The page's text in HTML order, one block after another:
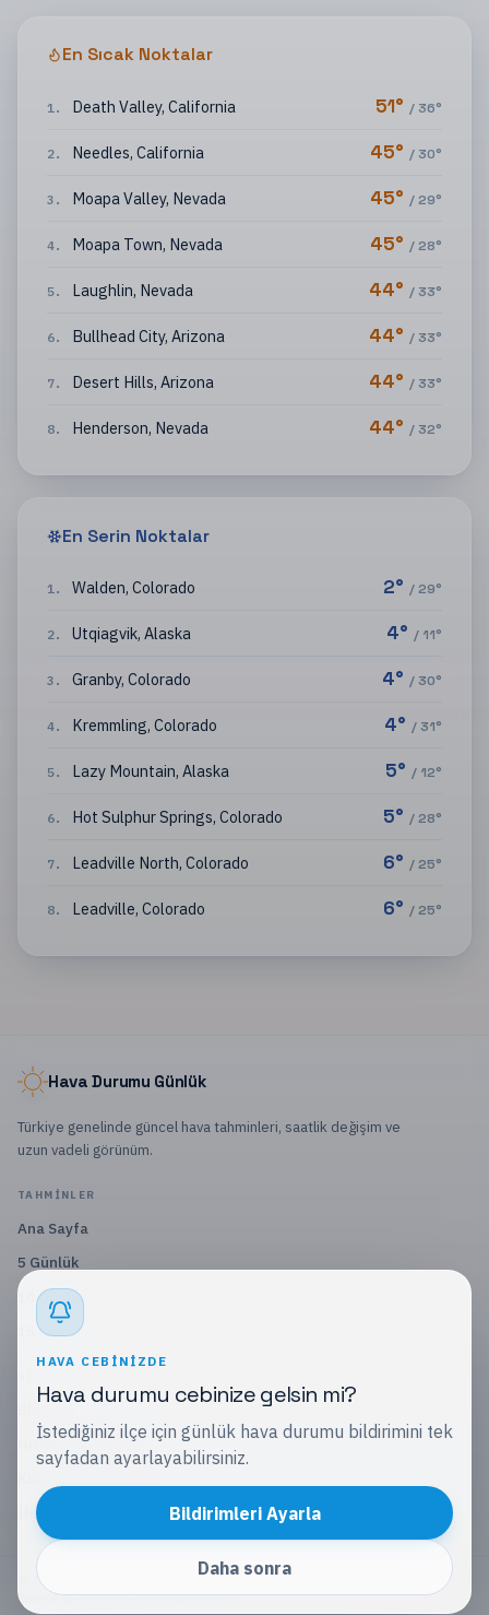
En Sıcak Noktalar
1 . Death Valley, California 51° / 36°
2. Needles, California 45° / 30°
3 . Moapa Valley, Nevada 45° /29°
4. Moapa Town, Nevada 45° /28°
5. Laughlin, Nevada 44° / 33°
6. Bullhead City, Arizona 44° / 33°
7. Desert Hills, Arizona 44° / 33°
8. Henderson, Nevada 44° / 32°
En Serin Noktalar
1. Walden, Colorado 2° /29°
2. Utqiagvik, Alaska 4° / 11°
3 . Granby, Colorado 4° / 30°
4. Kremmling, Colorado 4° / 31°
5. Lazy Mountain, Alaska 5° / 12°
6. Hot Sulphur Springs, Colorado 5° /28°
7. Leadville North, Colorado 6° /25°
8. Leadville, Colorado 6° /25°
Hava Durumu Günlük
Türkiye genelinde güncel hava tahminleri, saatlik değişim ve
uzun vadeli görünüm.
TAHMINLER
Ana Sayfa
5 Günlük
10 Günlük
15 Günlük
Gizlilik Politikası
İletişim
2026
Türkiye geneli meteoroloji tahminleri.
HAVA CEBINIZDE
Hava durumu cebinize gelsin mi?
İstediğiniz ilçe için günlük hava durumu bildirimini tek
sayfadan ayarlayabilirsiniz.
Bildirimleri Ayarla
Daha sonra